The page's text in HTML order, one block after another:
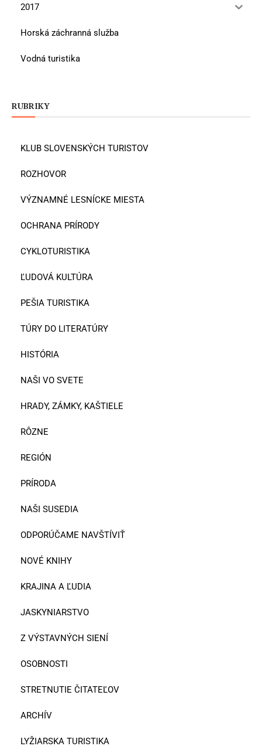
2017
Horská záchranná služba
Vodná turistika
RUBRIKY
KLUB SLOVENSKÝCH TURISTOV
ROZHOVOR
VÝZNAMNÉ LESNÍCKE MIESTA
OCHRANA PRÍRODY
CYKLOTURISTIKA
ĽUDOVÁ KULTÚRA
PEŠIA TURISTIKA
TÚRY DO LITERATÚRY
HISTÓRIA
NAŠI VO SVETE
HRADY, ZÁMKY, KAŠTIELE
RÔZNE
REGIÓN
PRÍRODA
NAŠI SUSEDIA
ODPORÚČAME NAVŠTÍVIŤ
NOVÉ KNIHY
KRAJINA A ĽUDIA
JASKYNIARSTVO
Z VÝSTAVNÝCH SIENÍ
OSOBNOSTI
STRETNUTIE ČITATEĽOV
ARCHÍV
LYŽIARSKA TURISTIKA